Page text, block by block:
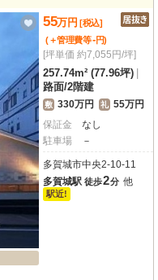
55万円 [税込]
(＋管理費等-円)
[坪単価 約7,055円/坪]
257.74m² (77.96坪)
路面/2階建
敷 330万円 礼 55万円
保証金
なし
駐車場
－
多賀城市中央2-10-11
多賀城駅 徒歩2分 他
駅近!